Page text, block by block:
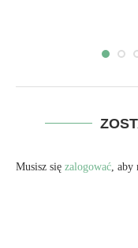
Musisz się zalogować ,